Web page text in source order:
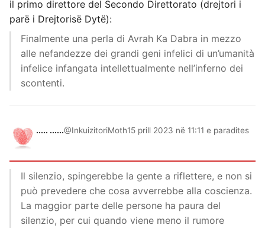
il primo direttore del Secondo Direttorato (drejtori i
parë i Drejtorisë Dytë):
Finalmente una perla di Avrah Ka Dabra in mezzo
alle nefandezze dei grandi geni infelici di un’umanità
infelice infangata intellettualmente nell’inferno dei
scontenti.
..... ......@InkuizitoriMoth15 prill 2023 në 11:11 e paradites
Il silenzio, spingerebbe la gente a riflettere, e non si
può prevedere che cosa avverrebbe alla coscienza.
La maggior parte delle persone ha paura del
silenzio, per cui quando viene meno il rumore